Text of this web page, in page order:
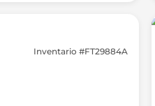
Inventario #FT29884A